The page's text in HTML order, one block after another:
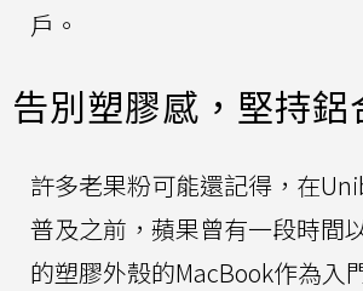
戶。
告別塑膠感，堅持鋁
許多老果粉可能還記得，在
普及之前，蘋果曾有一段時間
的塑膠外殼的MacBook作為入